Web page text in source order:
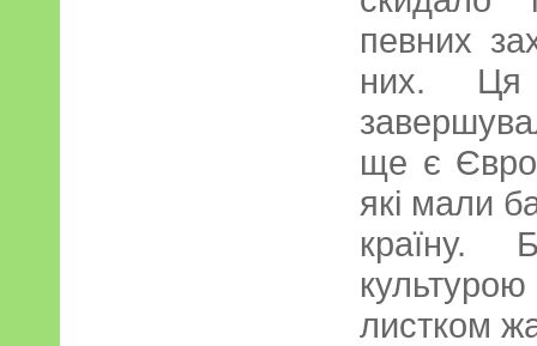
певних
них. Ця
ще є
які мали
країну.
листком